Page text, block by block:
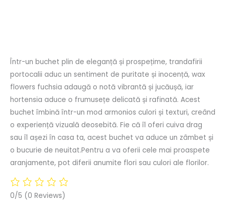
Într-un buchet plin de eleganță și prospețime, trandafirii
portocalii aduc un sentiment de puritate și inocență, wax
flowers fuchsia adaugă o notă vibrantă și jucăușă, iar
hortensia aduce o frumusețe delicată și rafinată. Acest
buchet îmbină într-un mod armonios culori și texturi, creând
o experiență vizuală deosebită. Fie că îl oferi cuiva drag
sau îl așezi în casa ta, acest buchet va aduce un zâmbet și
o bucurie de neuitat.Pentru a va oferii cele mai proaspete
aranjamente, pot diferii anumite flori sau culori ale florilor.
0/5 (0 Reviews)